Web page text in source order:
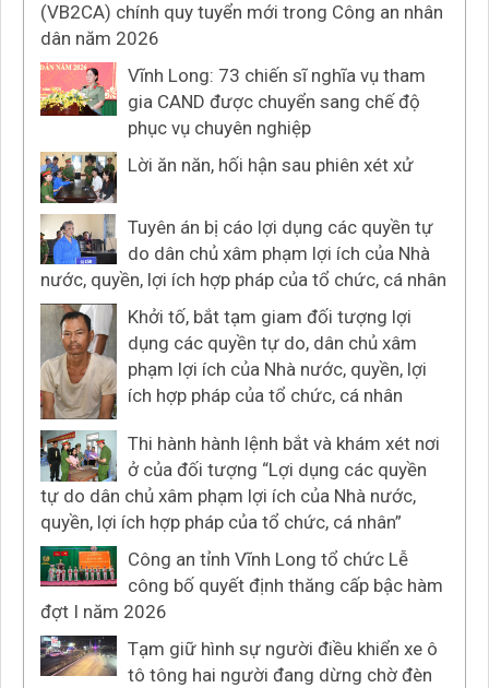
(VB2CA) chính quy tuyển mới trong Công an nhân
dân năm 2026
Vĩnh Long: 73 chiến sĩ nghĩa vụ tham
gia CAND được chuyển sang chế độ
phục vụ chuyên nghiệp
Lời ăn năn, hối hận sau phiên xét xử
Tuyên án bị cáo lợi dụng các quyền tự
do dân chủ xâm phạm lợi ích của Nhà
nước, quyền, lợi ích hợp pháp của tổ chức, cá nhân
Khởi tố, bắt tạm giam đối tượng lợi
dụng các quyền tự do, dân chủ xâm
phạm lợi ích của Nhà nước, quyền, lợi
ích hợp pháp của tổ chức, cá nhân
Thi hành hành lệnh bắt và khám xét nơi
ở của đối tượng “Lợi dụng các quyền
tự do dân chủ xâm phạm lợi ích của Nhà nước,
quyền, lợi ích hợp pháp của tổ chức, cá nhân”
Công an tỉnh Vĩnh Long tổ chức Lễ
công bố quyết định thăng cấp bậc hàm
đợt I năm 2026
Tạm giữ hình sự người điều khiển xe ô
tô tông hai người đang dừng chờ đèn